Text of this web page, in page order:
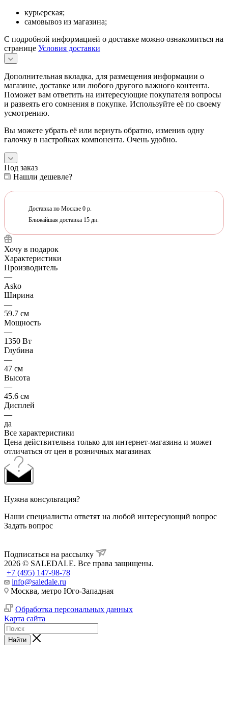
курьерская;
самовывоз из магазина;
С подробной информацией о доставке можно ознакомиться на
странице Условия доставки
Дополнительная вкладка, для размещения информации о
магазине, доставке или любого другого важного контента.
Поможет вам ответить на интересующие покупателя вопросы
и развеять его сомнения в покупке. Используйте её по своему
усмотрению.
Вы можете убрать её или вернуть обратно, изменив одну
галочку в настройках компонента. Очень удобно.
Под заказ
Нашли дешевле?
Доставка по Москве 0 р.
Ближайшая доставка 15 дн.
Хочу в подарок
Характеристики
Производитель
—
Asko
Ширина
—
59.7 см
Мощность
—
1350 Вт
Глубина
—
47 см
Высота
—
45.6 см
Дисплей
—
да
Все характеристики
Цена действительна только для интернет-магазина и может
отличаться от цен в розничных магазинах
Нужна консультация?
Наши специалисты ответят на любой интересующий вопрос
Задать вопрос
Подписаться на рассылку
2026 © SALEDALE. Все права защищены.
+7 (495) 147-98-78
info@saledale.ru
Москва, метро Юго-Западная
Обработка персональных данных
Карта сайта
Найти